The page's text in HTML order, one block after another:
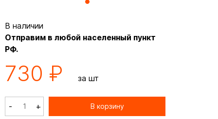
В наличии
Отправим в любой населенный пункт
РФ.
730 ₽ за шт
- + В корзину